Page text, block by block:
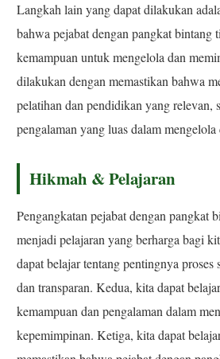
Langkah lain yang dapat dilakukan
bahwa pejabat dengan pangkat bintang
kemampuan untuk mengelola dan
dilakukan dengan memastikan bahwa
pelatihan dan pendidikan yang relevan,
pengalaman yang luas dalam
Hikmah & Pelajaran
Pengangkatan pejabat dengan pangkat
menjadi pelajaran yang berharga bagi
dapat belajar tentang pentingnya
dan transparan. Kedua, kita dapat
kemampuan dan pengalaman dalam
kepemimpinan. Ketiga, kita dapat